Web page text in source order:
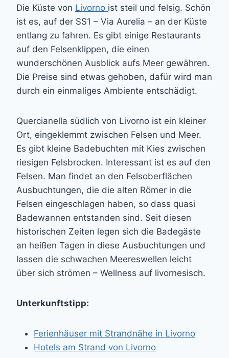
Die Küste von Livorno ist steil und felsig. Schön
ist es, auf der SS1 – Via Aurelia – an der Küste
entlang zu fahren. Es gibt einige Restaurants
auf den Felsenklippen, die einen
wunderschönen Ausblick aufs Meer gewähren.
Die Preise sind etwas gehoben, dafür wird man
durch ein einmaliges Ambiente entschädigt.
Quercianella südlich von Livorno ist ein kleiner
Ort, eingeklemmt zwischen Felsen und Meer.
Es gibt kleine Badebuchten mit Kies zwischen
riesigen Felsbrocken. Interessant ist es auf den
Felsen. Man findet an den Felsoberflächen
Ausbuchtungen, die die alten Römer in die
Felsen eingeschlagen haben, so dass quasi
Badewannen entstanden sind. Seit diesen
historischen Zeiten legen sich die Badegäste
an heißen Tagen in diese Ausbuchtungen und
lassen die schwachen Meereswellen leicht
über sich strömen – Wellness auf livornesisch.
Unterkunftstipp:
Ferienhäuser mit Strandnähe in Livorno
Hotels am Strand von Livorno